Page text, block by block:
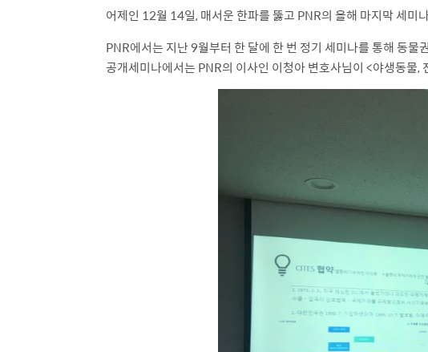
어제인 12월 14일, 매서운 한파를 뚫고 PNR의 올해 마지막 세미
PNR에서는 지난 9월부터 한 달에 한 번 정기 세미나를 통해 동
공개세미나에서는 PNR의 이사인 이청아 변호사님이 <야생동물